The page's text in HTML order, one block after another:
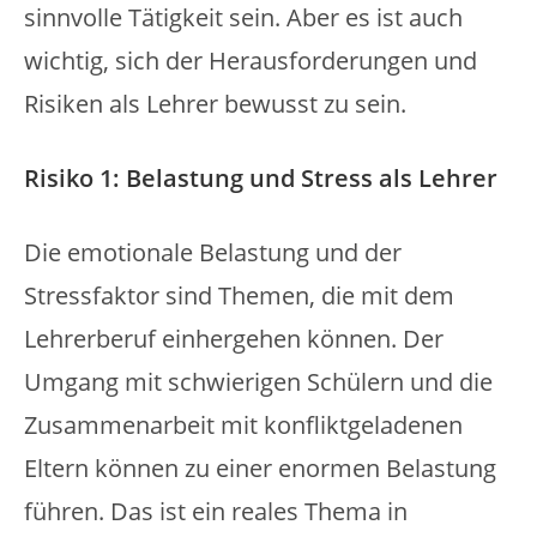
sinnvolle Tätigkeit sein. Aber es ist auch
wichtig, sich der Herausforderungen und
Risiken als Lehrer bewusst zu sein.
Risiko 1: Belastung und Stress als Lehrer
Die emotionale Belastung und der
Stressfaktor sind Themen, die mit dem
Lehrerberuf einhergehen können. Der
Umgang mit schwierigen Schülern und die
Zusammenarbeit mit konfliktgeladenen
Eltern können zu einer enormen Belastung
führen. Das ist ein reales Thema in